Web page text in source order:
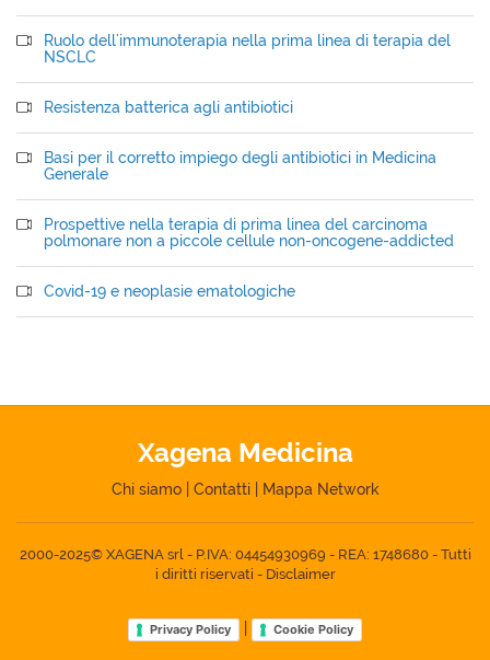
Ruolo dell'immunoterapia nella prima linea di terapia del
NSCLC
Resistenza batterica agli antibiotici
Basi per il corretto impiego degli antibiotici in Medicina
Generale
Prospettive nella terapia di prima linea del carcinoma
polmonare non a piccole cellule non-oncogene-addicted
Covid-19 e neoplasie ematologiche
Xagena Medicina
Chi siamo Contatti Mappa Network
2000-2025© XAGENA srl - P.IVA: 04454930969 - REA: 1748680 - Tutti
i diritti riservati - Disclaimer
Privacy Policy Cookie Policy